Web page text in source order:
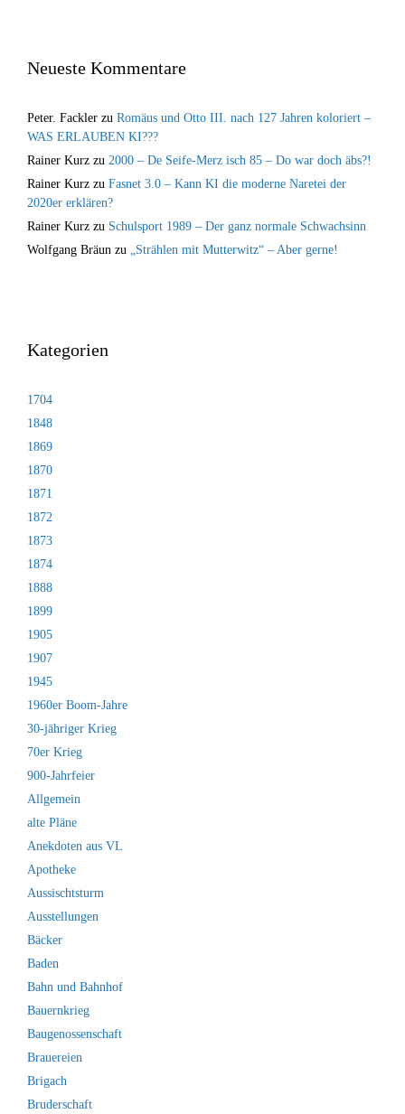
Neueste Kommentare
Peter. Fackler zu Romäus und Otto III. nach 127 Jahren koloriert –
WAS ERLAUBEN KI???
Rainer Kurz zu 2000 – De Seife-Merz isch 85 – Do war doch äbs?!
Rainer Kurz zu Fasnet 3.0 – Kann KI die moderne Naretei der
2020er erklären?
Rainer Kurz zu Schulsport 1989 – Der ganz normale Schwachsinn
Wolfgang Bräun zu „Strählen mit Mutterwitz“ – Aber gerne!
Kategorien
1704
1848
1869
1870
1871
1872
1873
1874
1888
1899
1905
1907
1945
1960er Boom-Jahre
30-jähriger Krieg
70er Krieg
900-Jahrfeier
Allgemein
alte Pläne
Anekdoten aus VL
Apotheke
Aussischtsturm
Ausstellungen
Bäcker
Baden
Bahn und Bahnhof
Bauernkrieg
Baugenossenschaft
Brauereien
Brigach
Bruderschaft